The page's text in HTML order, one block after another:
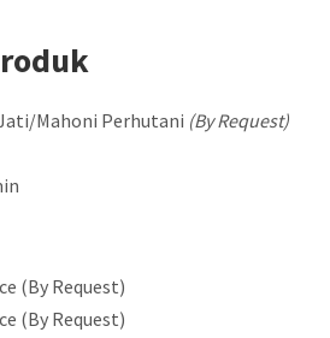
Mahoni Perhutani (By Request)
(By Request)
(By Request)